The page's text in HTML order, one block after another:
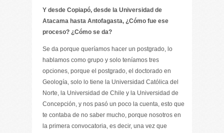
Y desde Copiapó, desde la Universidad de
Atacama hasta Antofagasta, ¿Cómo fue ese
proceso? ¿Cómo se da?
Se da porque queríamos hacer un postgrado, lo
hablamos como grupo y solo teníamos tres
opciones, porque el postgrado, el doctorado en
Geología, solo lo tiene la Universidad Católica del
Norte, la Universidad de Chile y la Universidad de
Concepción, y nos pasó un poco la cuenta, esto que
te contaba de no saber mucho, porque nosotros en
la primera convocatoria, es decir, una vez que